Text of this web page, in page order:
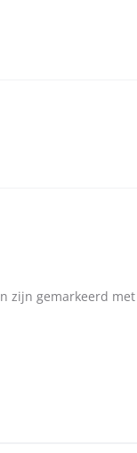
zijn gemarkeerd met